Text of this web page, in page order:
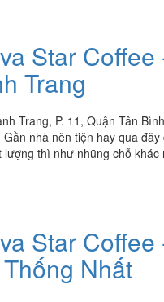
đúng
Trang
Trang, P. 11, Quận Tân Bình,
Gần nhà nên tiện hay qua đây